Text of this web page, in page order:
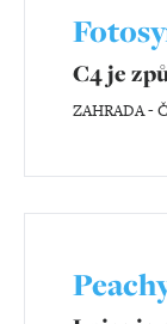
C4 je
ZAHRADA-